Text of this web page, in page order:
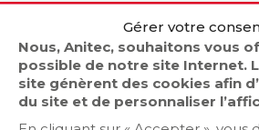
Gérer votre
Nous, Anitec, souhaitons vous
possible de notre site Internet.
site génèrent des cookies afin
du site et de personnaliser
VOIR LES